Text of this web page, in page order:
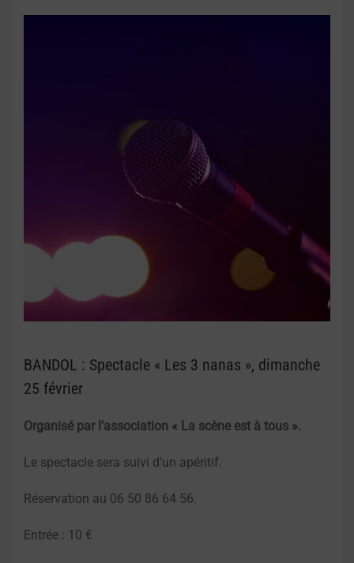
BANDOL : Spectacle « Les 3 nanas », dimanche
25 février
Organisé par l’association « La scène est à tous ».
Le spectacle sera suivi d’un apéritif.
Réservation au 06 50 86 64 56.
Entrée : 10 €